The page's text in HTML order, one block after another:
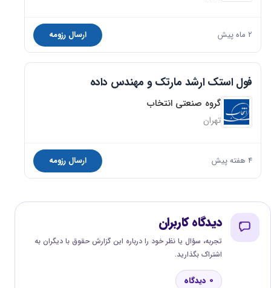
2 ماه پیش ارسال رزومه
فول استک ارشد مارتک و مهندس داده
گروه صنعتی انتخاب
تهران
4 هفته پیش ارسال رزومه
دیدگاه کاربران
تجربه، سؤال یا نظر خود را درباره این گزارش حقوق با دیگران به
اشتراک بگذارید.
0 دیدگاه